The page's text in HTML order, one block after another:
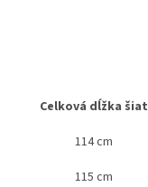
Celková dĺžka šiat
114 cm
115 cm